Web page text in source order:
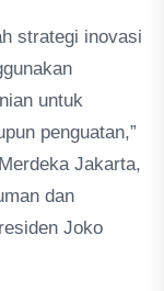
strategi inovasi
untuk
penguatan,”
Jakarta,
dan
Joko